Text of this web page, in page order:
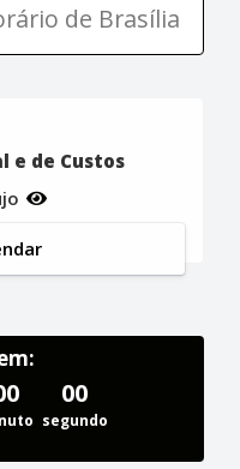
de Brasília
e de Custos
00
segundo